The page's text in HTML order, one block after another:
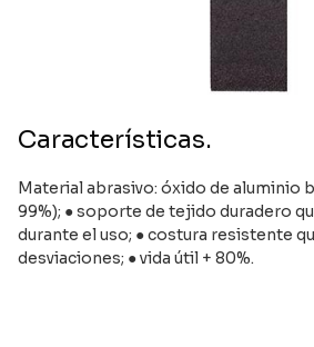
Características.
Material abrasivo: óxido de aluminio
99%); ● soporte de tejido duradero
durante el uso; ● costura resistente
desviaciones; ● vida útil + 80%.